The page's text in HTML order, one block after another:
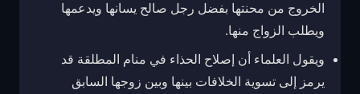
الخروج من محنتها بفضل رجل صالح يسانها ويدعمها
ويطلب الزواج منها.
ويقول العلماء أن إصلاح الحذاء في منام المطلقة قد
يرمز إلى تسوية الخلافات بينها وبين زوجها السابق